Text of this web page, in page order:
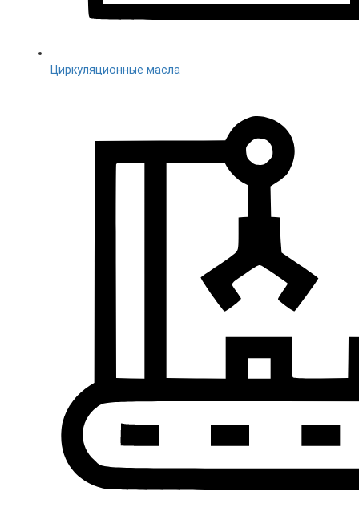
Циркуляционные масла